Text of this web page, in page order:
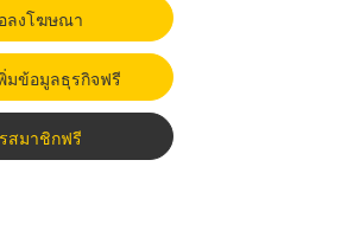
ลงโฆษณา
มข้อมูลธุรกิจฟรี
สมาชิกฟรี